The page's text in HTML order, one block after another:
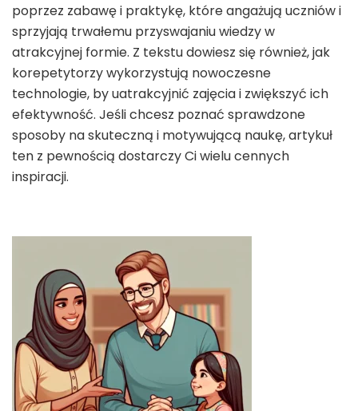
poprzez zabawę i praktykę, które angażują uczniów i
sprzyjają trwałemu przyswajaniu wiedzy w
atrakcyjnej formie. Z tekstu dowiesz się również, jak
korepetytorzy wykorzystują nowoczesne
technologie, by uatrakcyjnić zajęcia i zwiększyć ich
efektywność. Jeśli chcesz poznać sprawdzone
sposoby na skuteczną i motywującą naukę, artykuł
ten z pewnością dostarczy Ci wielu cennych
inspiracji.